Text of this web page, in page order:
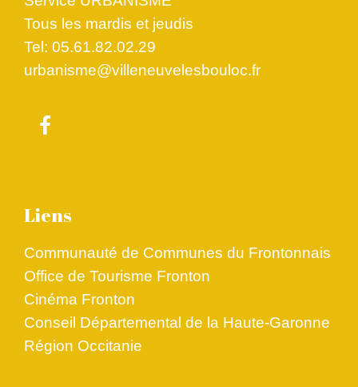
Tous les mardis et jeudis
Tel: 05.61.82.02.29
urbanisme@villeneuvelesbouloc.fr
Liens
Communauté de Communes du Frontonnais
Office de Tourisme Fronton
Cinéma Fronton
Conseil Départemental de la Haute-Garonne
Région Occitanie